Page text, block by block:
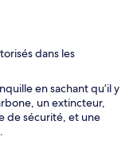
dans les
en sachant qu’il y
un extincteur,
de sécurité, et une